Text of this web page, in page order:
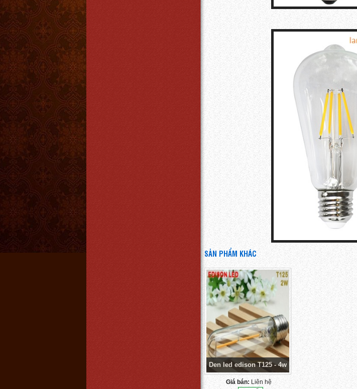
Giá:450.000 VNĐ
Chi tiết
Den led edison ST64
Giá:Liên hệ
Chi tiết
Chụp đèn
Giá:550.000 VNĐ
Chi tiết
SẢN PHẨM KHÁC
Den led edison T125 - 4w
Giá bán: Liên hệ